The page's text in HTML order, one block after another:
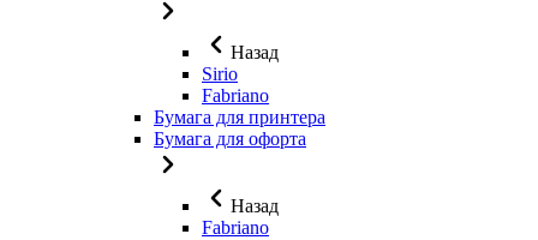
Назад
Sirio
Fabriano
Бумага для принтера
Бумага для офорта
Назад
Fabriano